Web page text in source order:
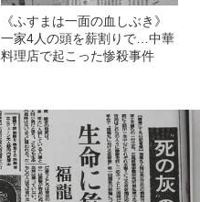
《ふすまは一面の血しぶき》
一家4人の頭を薪割りで…中華
料理店で起こった惨殺事件